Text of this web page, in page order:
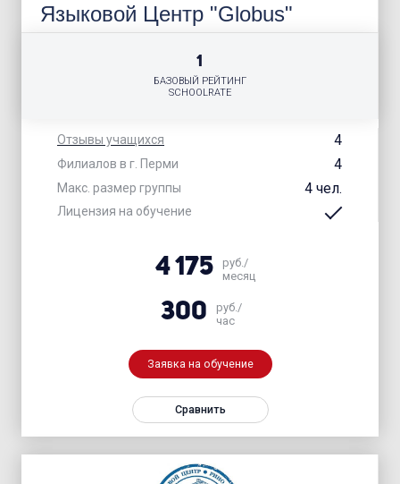
Языковой Центр "Globus"
Отзывы учащихся 4
Филиалов в г. Перми 4
Макс. размер группы 4 чел.
Лицензия на обучение
1
БАЗОВЫЙ РЕЙТИНГ
SCHOOLRATE
4 175
руб./
месяц
300
руб./
час
Заявка на обучение
Сравнить